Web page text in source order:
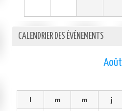
CALENDRIER DES ÉVÉNEMENTS
Août
l m m j